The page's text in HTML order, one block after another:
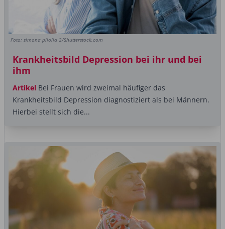
Foto: simona pilolla 2/Shutterstock.com
Krankheitsbild Depression bei ihr und bei
ihm
Artikel Bei Frauen wird zweimal häufiger das
Krankheitsbild Depression diagnostiziert als bei ­Männern.
Hierbei stellt sich die...